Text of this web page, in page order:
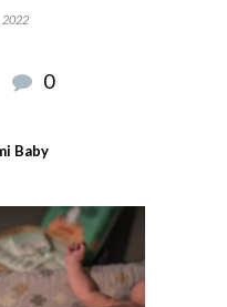
2022
0
Baby